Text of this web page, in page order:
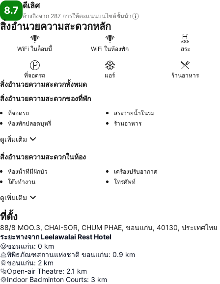
8.7 ดีเลิศ
อ้างอิงจาก 287 การให้คะแนนบนไซต์ชั้นนำ
สิ่งอำนวยความสะดวกหลัก
WiFi ในล็อบบี้ WiFi ในห้องพัก สระ
ที่จอดรถ แอร์ ร้านอาหาร
สิ่งอำนวยความสะดวกทั้งหมด
สิ่งอำนวยความสะดวกของที่พัก
ที่จอดรถ
สระว่ายน้ำในร่ม
ห้องพักปลอดบุหรี่
ร้านอาหาร
ดูเพิ่มเติม
สิ่งอำนวยความสะดวกในห้อง
ห้องน้ำที่มีฝักบัว
เครื่องปรับอากาศ
โต๊ะทำงาน
โทรศัพท์
ดูเพิ่มเติม
ที่ตั้ง
88/8 MOO.3, CHAI-SOR, CHUM PHAE, ขอนแก่น, 40130, ประเทศไทย
ระยะทางจาก Leelawalai Rest Hotel
ขอนแก่น: 0 km
พิพิธภัณฑสถานแห่งชาติ ขอนแก่น: 0.9 km
ขอนแก่น: 2 km
Open-air Theatre: 2.1 km
Indoor Badminton Courts: 3 km